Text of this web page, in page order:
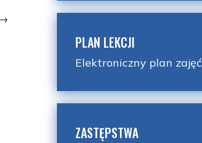
PLAN LEKCJI
Elektroniczny plan zajęć
ZASTĘPSTWA